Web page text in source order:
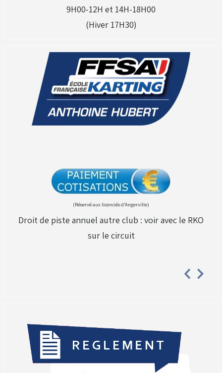
9H00-12H et 14H-18H00
(Hiver 17H30)
(Réservé aux licenciés d'Angerville)
Droit de piste annuel autre club : voir avec le RKO
sur le circuit